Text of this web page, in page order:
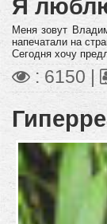
Я
Меня зовут
напечатали на
Сегодня хочу
: 6150 |